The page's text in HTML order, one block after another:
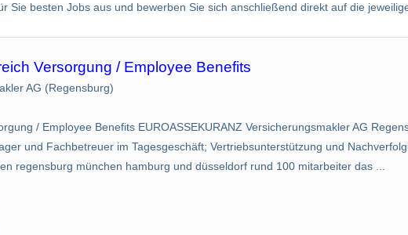
Sie besten Jobs aus und bewerben Sie sich anschließend direkt auf die
Versorgung / Employee Benefits
AG (Regensburg)
/ Employee Benefits EUROASSEKURANZ Versicherungsmakler AG
und Fachbetreuer im Tagesgeschäft; Vertriebsunterstützung und
regensburg münchen hamburg und düsseldorf rund 100 mitarbeiter das ...